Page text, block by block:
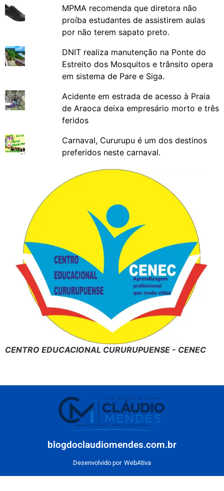
MPMA recomenda que diretora não
proíba estudantes de assistirem aulas
por não terem sapato preto.
DNIT realiza manutenção na Ponte do
Estreito dos Mosquitos e trânsito opera
em sistema de Pare e Siga.
Acidente em estrada de acesso à Praia
de Araoca deixa empresário morto e três
feridos
Carnaval, Cururupu é um dos destinos
preferidos neste carnaval.
CENTRO EDUCACIONAL CURURUPUENSE - CENEC
blogdoclaudiomendes.com.br
Desenvolvido por WebAtiva